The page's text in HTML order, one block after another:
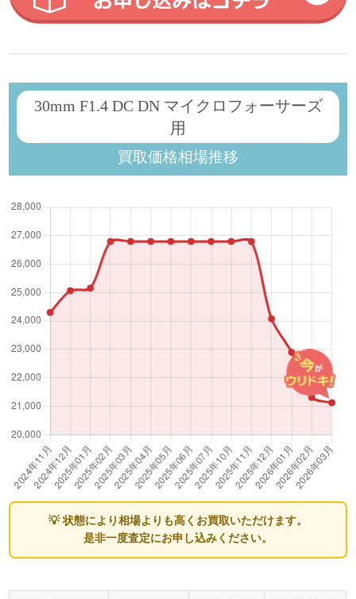
30mm F1.4 DC DN マイクロフォーサーズ
用
買取価格相場推移
💡 状態により相場よりも高くお買取いただけます。
是非一度査定にお申し込みください。